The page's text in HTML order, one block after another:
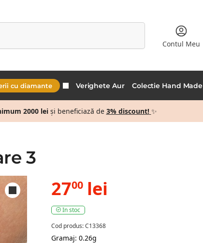
Caută
Contul Meu
cu diamante Verighete Aur Colectie Hand Made
2000 leiși beneficiază de 3% discount! ✨
3
2700 lei
In stoc
Cod produs: C13368
Gramaj: 0.26g